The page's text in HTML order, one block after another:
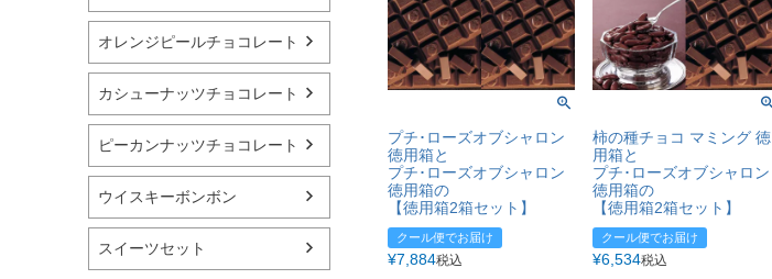
オレンジピールチョコレート
カシューナッツチョコレート
ピーカンナッツチョコレート
ウイスキーボンボン
スイーツセット
プチ･ローズオブシャロン
徳用箱と
プチ･ローズオブシャロン
徳用箱の
【徳用箱2箱セット】
クール便でお届け
¥7,884税込
柿の種チョコ マミング 徳
用箱と
プチ･ローズオブシャロン
徳用箱の
【徳用箱2箱セット】
クール便でお届け
¥6,534税込